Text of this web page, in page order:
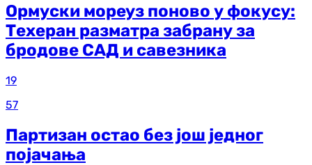
Ормуски мореуз поново у фокусу:
Техеран разматра забрану за
бродове САД и савезника
19
57
Партизан остао без још једног
појачања